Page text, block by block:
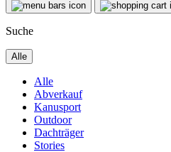
Suche
Alle
Alle
Abverkauf
Kanusport
Outdoor
Dachträger
Stories